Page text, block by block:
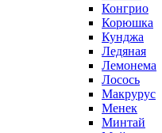
Конгрио
Корюшка
Кунджа
Ледяная
Лемонема
Лосось
Макрурус
Менек
Минтай